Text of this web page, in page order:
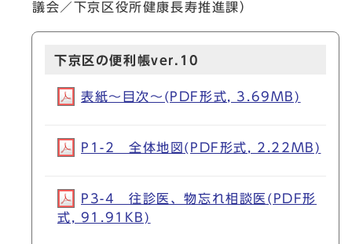
議会／下京区役所健康長寿推進課）
下京区の便利帳ver.10
表紙～目次～(PDF形式, 3.69MB)
P1-2 全体地図(PDF形式, 2.22MB)
P3-4 往診医、物忘れ相談医(PDF形
式, 91.91KB)